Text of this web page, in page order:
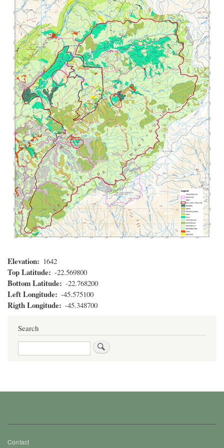
Elevation 1642
Top Latitude -22.569800
Bottom Latitude -22.768200
Left Longitude -45.575100
Rigth Longitude -45.348700
Search
Search
Footer
Contact